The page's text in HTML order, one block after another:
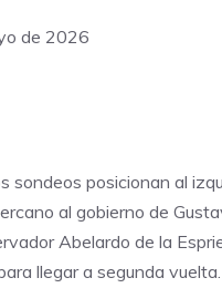
de 2026
sondeos posicionan al
al gobierno de
Abelardo de la
llegar a segunda